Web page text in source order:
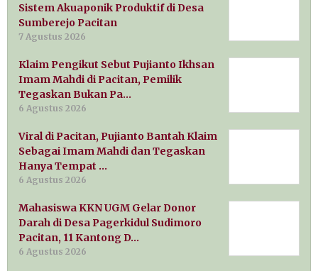
Sistem Akuaponik Produktif di Desa
Sumberejo Pacitan
7 Agustus 2026
Klaim Pengikut Sebut Pujianto Ikhsan
Imam Mahdi di Pacitan, Pemilik
Tegaskan Bukan Pa…
6 Agustus 2026
Viral di Pacitan, Pujianto Bantah Klaim
Sebagai Imam Mahdi dan Tegaskan
Hanya Tempat …
6 Agustus 2026
Mahasiswa KKN UGM Gelar Donor
Darah di Desa Pagerkidul Sudimoro
Pacitan, 11 Kantong D…
6 Agustus 2026